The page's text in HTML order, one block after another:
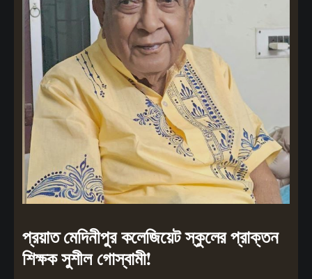
প্রয়াত মেদিনীপুর কলেজিয়েট স্কুলের প্রাক্তন
শিক্ষক সুশীল গোস্বামী!